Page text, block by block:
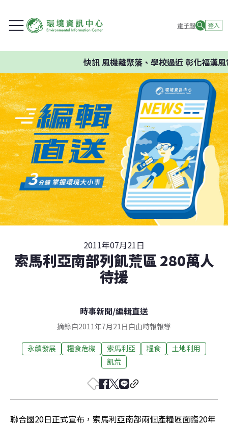
電子報 登入
快訊風機離聚落、學校過近 彰化福漢風
2011年07月21日
索馬利亞南部列飢荒區 280萬人
待援
時事新聞/編輯直送
摘錄自2011年7月21日自由時報報導
永續發展 糧食危機 索馬利亞 糧食
土地利用
飢荒
聯合國20日正式宣布，索馬利亞南部兩個產糧區面臨20年